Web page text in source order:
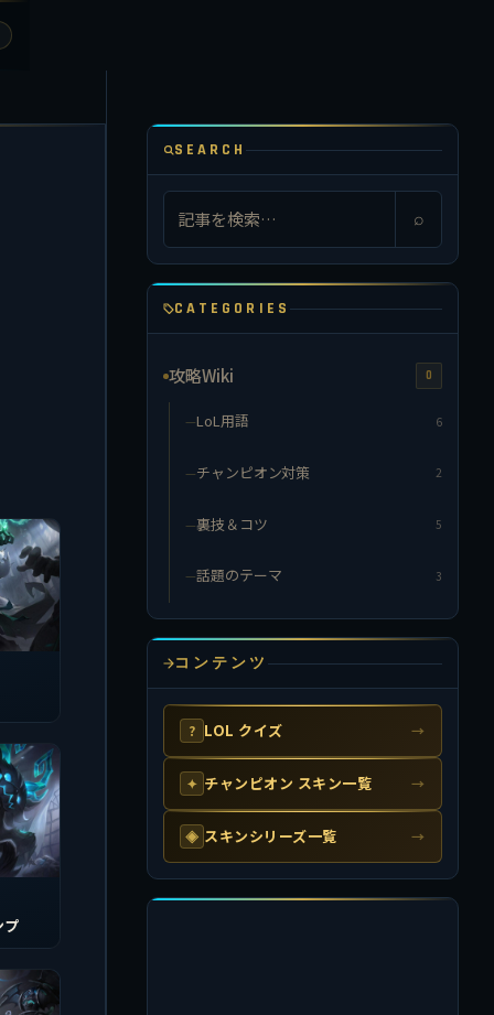
プ
SEARCH
⌕
CATEGORIES
攻略Wiki 0
LoL用語 6
チャンピオン対策 2
裏技＆コツ 5
話題のテーマ 3
コンテンツ
? LOL クイズ →
✦ チャンピオン スキン一覧 →
◈ スキンシリーズ一覧 →